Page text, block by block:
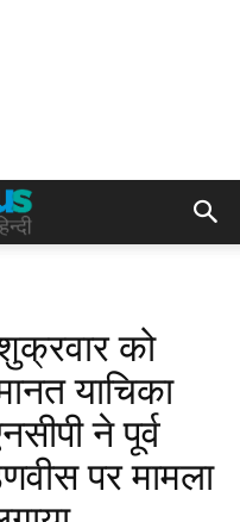
को
याचिका
ने पूर्व
पर मामला